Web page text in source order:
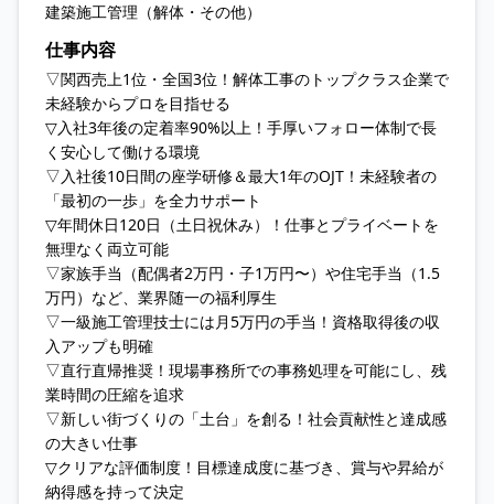
建築施工管理（解体・その他）
仕事内容
▽関西売上1位・全国3位！解体工事のトップクラス企業で
未経験からプロを目指せる
▽入社3年後の定着率90%以上！手厚いフォロー体制で長
く安心して働ける環境
▽入社後10日間の座学研修＆最大1年のOJT！未経験者の
「最初の一歩」を全力サポート
▽年間休日120日（土日祝休み）！仕事とプライベートを
無理なく両立可能
▽家族手当（配偶者2万円・子1万円〜）や住宅手当（1.5
万円）など、業界随一の福利厚生
▽一級施工管理技士には月5万円の手当！資格取得後の収
入アップも明確
▽直行直帰推奨！現場事務所での事務処理を可能にし、残
業時間の圧縮を追求
▽新しい街づくりの「土台」を創る！社会貢献性と達成感
の大きい仕事
▽クリアな評価制度！目標達成度に基づき、賞与や昇給が
納得感を持って決定